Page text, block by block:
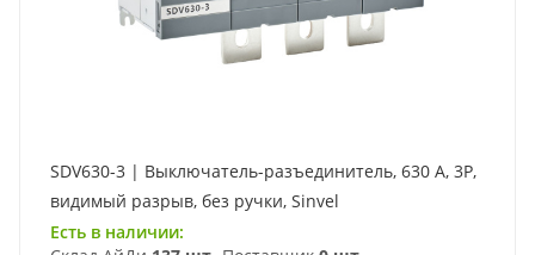
SDV630-3 | Выключатель-разъединитель, 630 А, 3Р,
видимый разрыв, без ручки, Sinvel
Есть в наличии: